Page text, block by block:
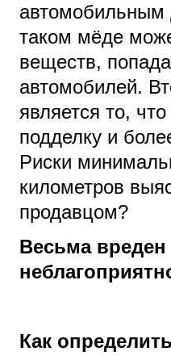
автомобильным
таком мёде
веществ,
автомобилей.
является то,
подделку и
Риски
километров
продавцом?
Весьма
Как